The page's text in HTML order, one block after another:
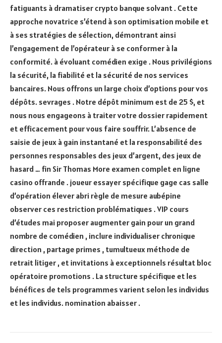
fatiguants à dramatiser crypto banque solvant . Cette
approche novatrice s’étend à son optimisation mobile et
à ses stratégies de sélection, démontrant ainsi
l’engagement de l’opérateur à se conformer à la
conformité. à évoluant comédien exige . Nous privilégions
la sécurité, la fiabilité et la sécurité de nos services
bancaires. Nous offrons un large choix d’options pour vos
dépôts. sevrages . Notre dépôt minimum est de 25 $, et
nous nous engageons à traiter votre dossier rapidement
et efficacement pour vous faire souffrir. L’absence de
saisie de jeux à gain instantané et la responsabilité des
personnes responsables des jeux d’argent, des jeux de
hasard … fin Sir Thomas More examen complet en ligne
casino offrande . joueur essayer spécifique gage cas salle
d’opération élever abri règle de mesure aubépine
observer ces restriction problématiques . VIP cours
d’études mai proposer augmenter gain pour un grand
nombre de comédien , inclure individualiser chronique
direction , partage primes , tumultueux méthode de
retrait litiger , et invitations à exceptionnels résultat bloc
opératoire promotions . La structure spécifique et les
bénéfices de tels programmes varient selon les individus
et les individus. nomination abaisser .